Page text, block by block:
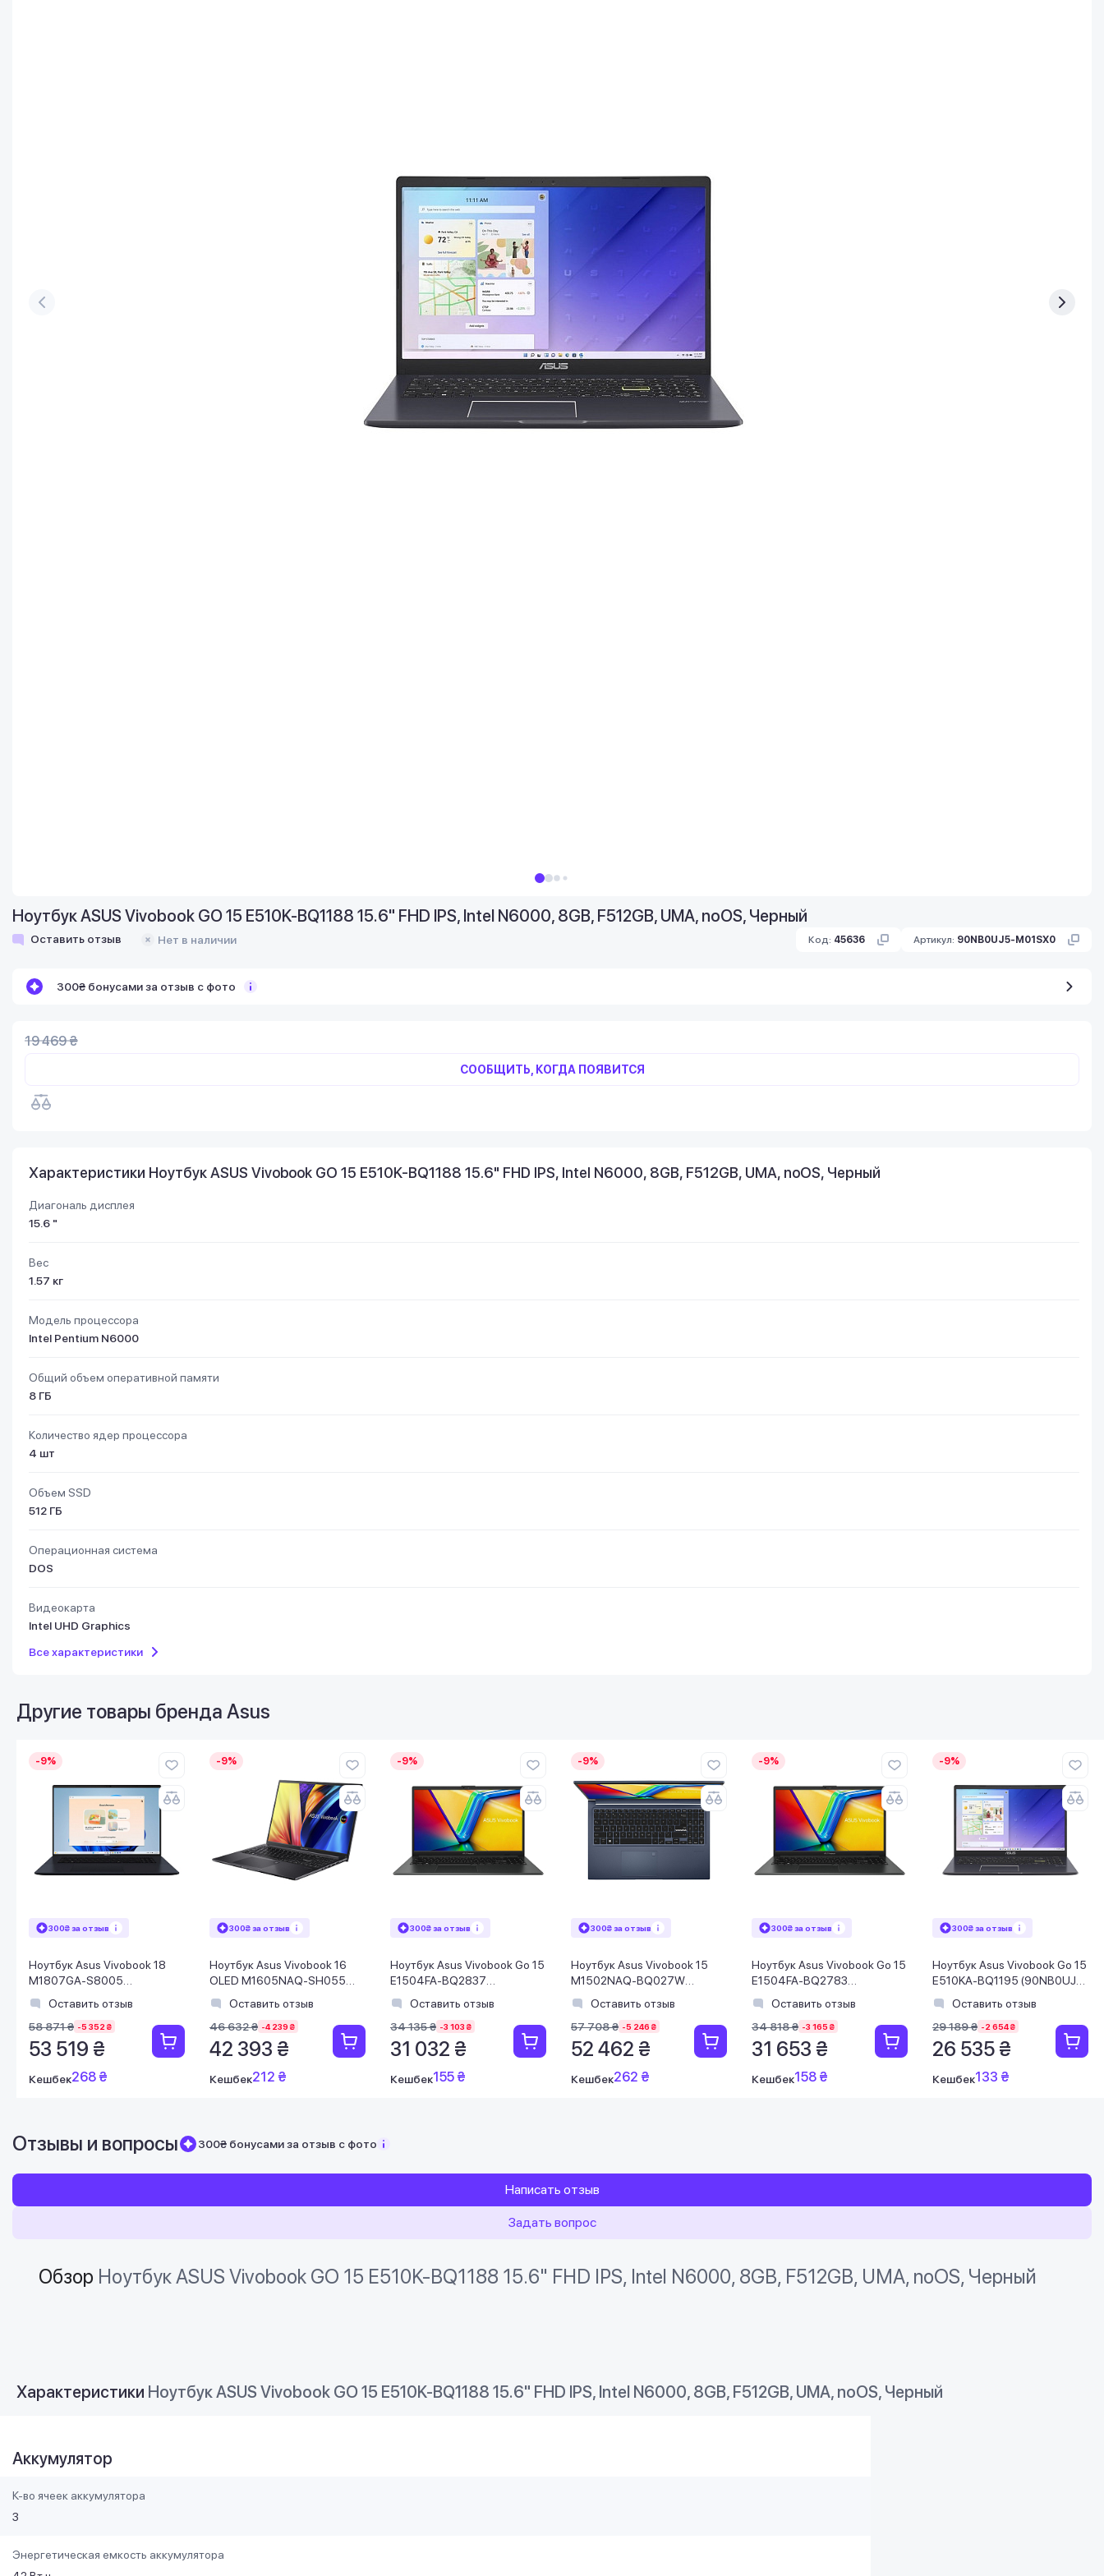
Ноутбук ASUS Vivobook GO 15 E510K-BQ1188 15.6" FHD IPS, Intel N6000, 8GB, F512GB, UMA, noOS, Черный
Оставить отзыв Нет в наличии Код: 45636 Артикул: 90NB0UJ5-M01SX0
300₴ бонусами за отзыв с фото
19 469 ₴
СООБЩИТЬ, КОГДА ПОЯВИТСЯ
Характеристики Ноутбук ASUS Vivobook GO 15 E510K-BQ1188 15.6" FHD IPS, Intel N6000, 8GB, F512GB, UMA, noOS, Черный
Диагональ дисплея
15.6 "
Вес
1.57 кг
Модель процессора
Intel Pentium N6000
Общий объем оперативной памяти
8 ГБ
Количество ядер процессора
4 шт
Объем SSD
512 ГБ
Операционная система
DOS
Видеокарта
Intel UHD Graphics
Все характеристики
Другие товары бренда Asus
-9%
300₴ за отзыв
Ноутбук Asus Vivobook 18
M1807GA-S8005
(90NB17Y1-M000B0) Quiet
Blue
Оставить отзыв
58 871 ₴ -5 352 ₴
53 519 ₴
Кешбек268 ₴
-9%
300₴ за отзыв
Ноутбук Asus Vivobook 16
OLED M1605NAQ-SH055
(90NB1831-M001Z0) Indie
Black
Оставить отзыв
46 632 ₴ -4 239 ₴
42 393 ₴
Кешбек212 ₴
-9%
300₴ за отзыв
Ноутбук Asus Vivobook Go 15
E1504FA-BQ2837
(90NB0ZR2-M04KE0) Mixed
Black
Оставить отзыв
34 135 ₴ -3 103 ₴
31 032 ₴
Кешбек155 ₴
-9%
300₴ за отзыв
Ноутбук Asus Vivobook 15
M1502NAQ-BQ027W
(90NB1841-M002M0) Quiet
Blue
Оставить отзыв
57 708 ₴ -5 246 ₴
52 462 ₴
Кешбек262 ₴
-9%
300₴ за отзыв
Ноутбук Asus Vivobook Go 15
E1504FA-BQ2783
(90NB0ZR2-M04KC0) Mixed
Black
Оставить отзыв
34 818 ₴ -3 165 ₴
31 653 ₴
Кешбек158 ₴
-9%
300₴ за отзыв
Ноутбук Asus Vivobook Go 15
E510KA-BQ1195 (90NB0UJ5-
M01UE0) Star Black
Оставить отзыв
29 189 ₴ -2 654 ₴
26 535 ₴
Кешбек133 ₴
Отзывы и вопросы 300₴ бонусами за отзыв с фото
Написать отзыв
Задать вопрос
Обзор Ноутбук ASUS Vivobook GO 15 E510K-BQ1188 15.6" FHD IPS, Intel N6000, 8GB, F512GB, UMA, noOS, Черный
Характеристики Ноутбук ASUS Vivobook GO 15 E510K-BQ1188 15.6" FHD IPS, Intel N6000, 8GB, F512GB, UMA, noOS, Черный
Аккумулятор
К-во ячеек аккумулятора
3
Энергетическая емкость аккумулятора